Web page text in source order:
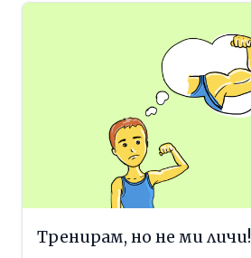
Тренирам, но не ми личи!